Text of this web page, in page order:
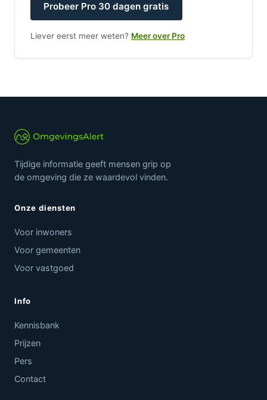
Probeer Pro 30 dagen gratis
Liever eerst meer weten? Meer over Pro
Tijdige informatie geeft mensen grip op
de omgeving die ze waardevol vinden.
Onze diensten
Voor inwoners
Voor gemeenten
Voor vastgoed
Info
Kennisbank
Prijzen
Pers
Contact